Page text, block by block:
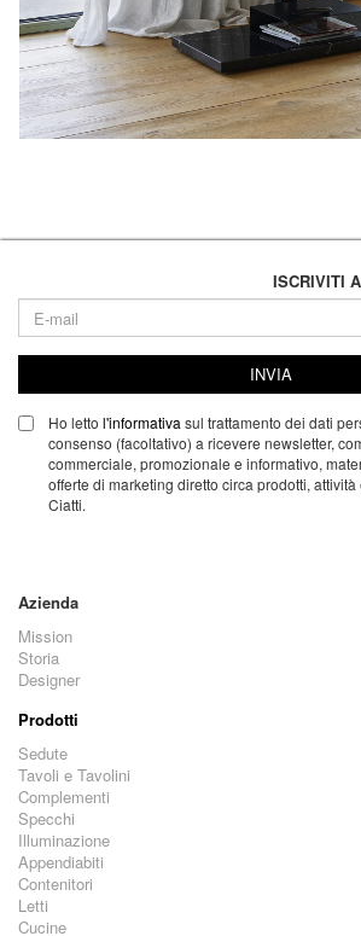
ISCRIVITI
INVIA
Ho letto l'informativa sul trattamento dei dati
consenso (facoltativo) a ricevere newsletter,
commerciale, promozionale e informativo,
offerte di marketing diretto circa prodotti,
Ciatti.
Azienda
Mission
Storia
Designer
Prodotti
Sedute
Tavoli e Tavolini
Complementi
Specchi
Illuminazione
Appendiabiti
Contenitori
Letti
Cucine